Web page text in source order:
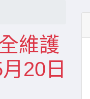
維護
20日